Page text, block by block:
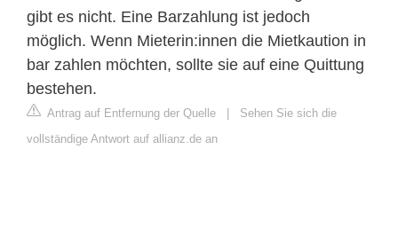
gibt es nicht. Eine Barzahlung ist jedoch
möglich. Wenn Mieterin:innen die Mietkaution in
bar zahlen möchten, sollte sie auf eine Quittung
bestehen.
Antrag auf Entfernung der Quelle | Sehen Sie sich die
vollständige Antwort auf allianz.de an